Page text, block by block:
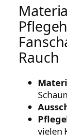
Rauch
vielen